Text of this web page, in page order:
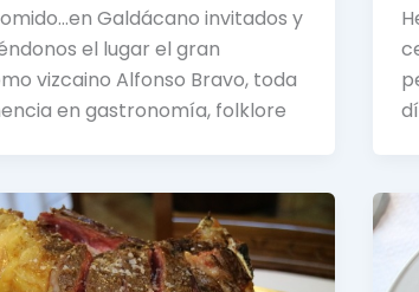
Galdácano invitados y
el lugar el gran
vizcaino Alfonso Bravo, toda
en gastronomía, folklore